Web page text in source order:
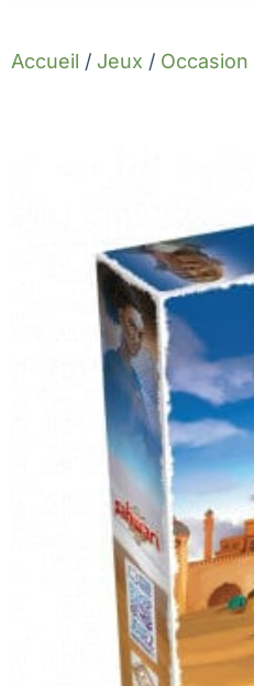
Accueil / Jeux / Occasion